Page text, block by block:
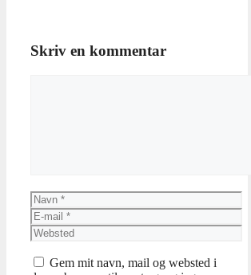
Skriv en kommentar
Navn
E-
mail
Websted
Gem mit navn, mail og websted i